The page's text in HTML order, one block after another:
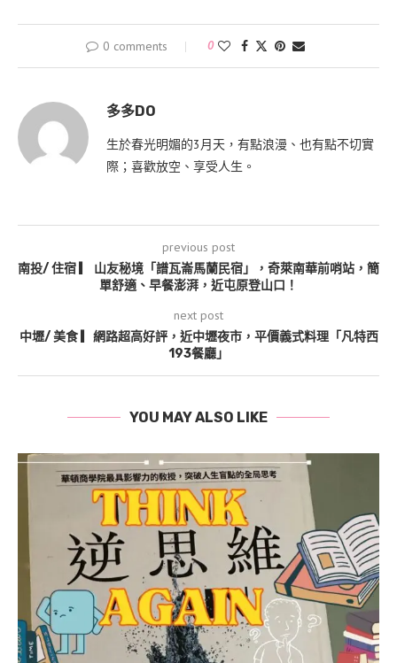
0 comments 0
多多DO
生於春光明媚的3月天，有點浪漫、也有點不切實
際；喜歡放空、享受人生。
previous post
南投/ 住宿 ▎ 山友秘境「譜瓦崙馬蘭民宿」，奇萊南華前哨站，簡
單舒適、早餐澎湃，近屯原登山口！
next post
中壢/ 美食 ▎網路超高好評，近中壢夜市，平價義式料理「凡特西
193餐廳」
YOU MAY ALSO LIKE